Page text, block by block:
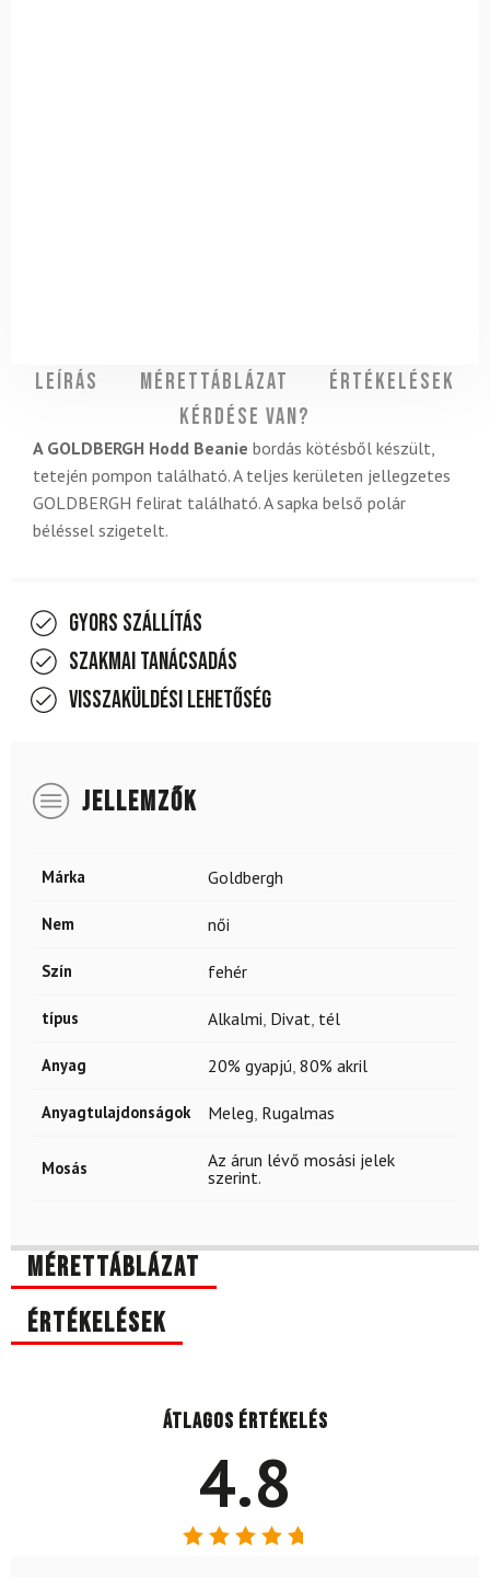
Leírás Mérettáblázat
Értékelések
Kérdése van?
A GOLDBERGH Hodd Beanie bordás kötésből készült,
tetején pompon található. A teljes kerületen jellegzetes
GOLDBERGH felirat található. A sapka belső polár
béléssel szigetelt.
Gyors szállítás
Szakmai tanácsadás
Visszaküldési lehetőség
JELLEMZŐK
Márka Goldbergh
Nem női
Szín fehér
típus Alkalmi, Divat, tél
Anyag 20% gyapjú, 80% akril
Anyagtulajdonságok Meleg, Rugalmas
Mosás
Az árun lévő mosási jelek
szerint.
Mérettáblázat
Értékelések
Átlagos értékelés
4.8